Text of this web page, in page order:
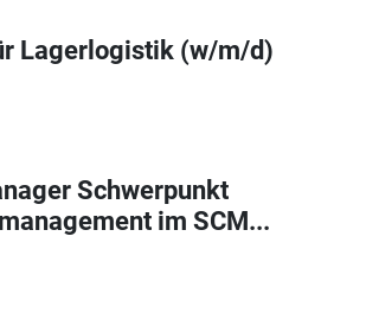
Lagerlogistik (w/m/d)
Schwerpunkt
im SCM...